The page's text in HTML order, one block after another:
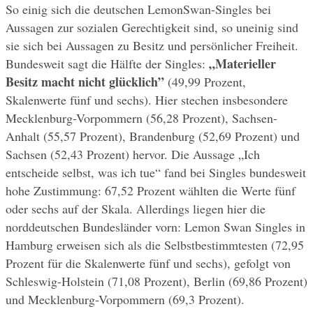
So einig sich die deutschen LemonSwan-Singles bei
Aussagen zur sozialen Gerechtigkeit sind, so uneinig sind
sie sich bei Aussagen zu Besitz und persönlicher Freiheit.
Bundesweit sagt die Hälfte der Singles: „Materieller
Besitz macht nicht glücklich” (49,99 Prozent,
Skalenwerte fünf und sechs). Hier stechen insbesondere
Mecklenburg-Vorpommern (56,28 Prozent), Sachsen-
Anhalt (55,57 Prozent), Brandenburg (52,69 Prozent) und
Sachsen (52,43 Prozent) hervor. Die Aussage „Ich
entscheide selbst, was ich tue“ fand bei Singles bundesweit
hohe Zustimmung: 67,52 Prozent wählten die Werte fünf
oder sechs auf der Skala. Allerdings liegen hier die
norddeutschen Bundesländer vorn: Lemon Swan Singles in
Hamburg erweisen sich als die Selbstbestimmtesten (72,95
Prozent für die Skalenwerte fünf und sechs), gefolgt von
Schleswig-Holstein (71,08 Prozent), Berlin (69,86 Prozent)
und Mecklenburg-Vorpommern (69,3 Prozent).